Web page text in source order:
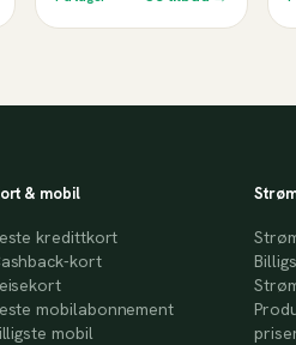
& mobil
kredittkort
kort
mobilabonnement
mobil